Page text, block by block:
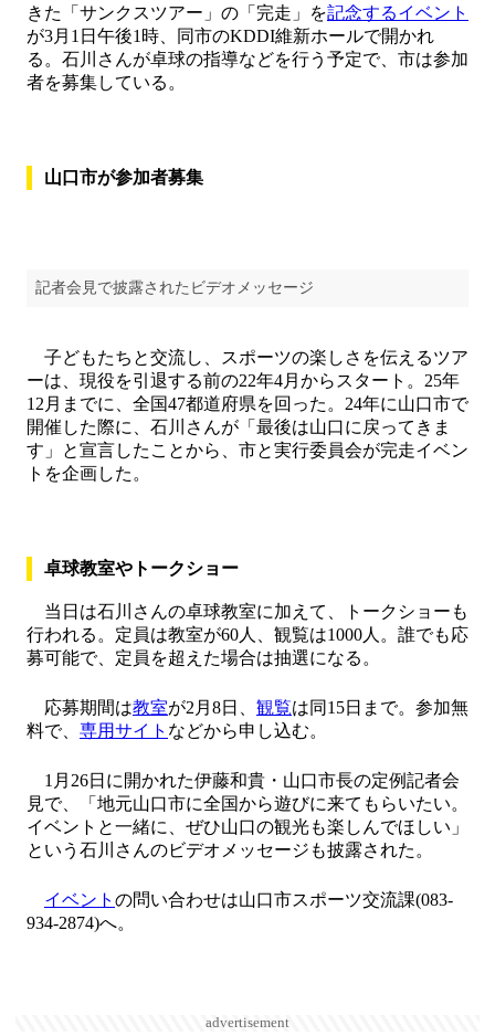
きた「サンクスツアー」の「完走」を記念するイベント
が3月1日午後1時、同市のKDDI維新ホールで開かれ
る。石川さんが卓球の指導などを行う予定で、市は参加
者を募集している。
山口市が参加者募集
記者会見で披露されたビデオメッセージ
子どもたちと交流し、スポーツの楽しさを伝えるツア
ーは、現役を引退する前の22年4月からスタート。25年
12月までに、全国47都道府県を回った。24年に山口市で
開催した際に、石川さんが「最後は山口に戻ってきま
す」と宣言したことから、市と実行委員会が完走イベン
トを企画した。
卓球教室やトークショー
当日は石川さんの卓球教室に加えて、トークショーも
行われる。定員は教室が60人、観覧は1000人。誰でも応
募可能で、定員を超えた場合は抽選になる。
応募期間は教室が2月8日、 観覧は同15日まで。参加無
料で、 専用サイト などから申し込む。
1月26日に開かれた伊藤和貴・山口市長の定例記者会
見で、「地元山口市に全国から遊びに来てもらいたい。
イベントと一緒に、ぜひ山口の観光も楽しんでほしい」
という石川さんのビデオメッセージも披露された。
イベント の問い合わせは山口市スポーツ交流課(083-
934-2874)へ。
advertisement